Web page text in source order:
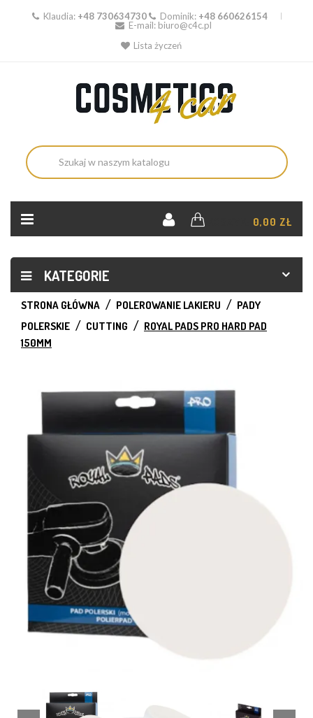
Klaudia: +48 730634730 Dominik: +48 660626154
E-mail: biuro@c4c.pl
Lista życzeń
0,00 ZŁ
KATEGORIE
STRONA GŁÓWNA POLEROWANIE LAKIERU
PADY
POLERSKIE
CUTTING
ROYAL PADS PRO HARD PAD
150MM